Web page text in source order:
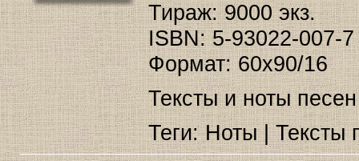
Тираж: 9000 экз.
ISBN: 5-93022-007-7
Формат: 60x90/16
Тексты и ноты
Теги: Ноты | Тексты